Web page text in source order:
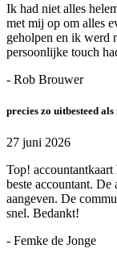
Ik had niet alles
met mij op om alles
geholpen en ik werd
persoonlijke touch
- Rob Brouwer
precies zo uitbesteed
27 juni 2026
Top!
beste accountant. De
aangeven. De
snel. Bedankt!
- Femke de Jonge